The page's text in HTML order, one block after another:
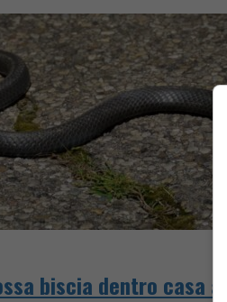
biscia dentro casa